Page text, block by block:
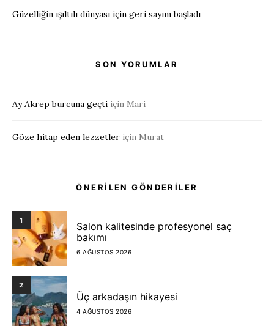
Güzelliğin ışıltılı dünyası için geri sayım başladı
SON YORUMLAR
Ay Akrep burcuna geçti için Mari
Göze hitap eden lezzetler için Murat
ÖNERİLEN GÖNDERİLER
1
Salon kalitesinde profesyonel saç
bakımı
6 AĞUSTOS 2026
2
Üç arkadaşın hikayesi
4 AĞUSTOS 2026